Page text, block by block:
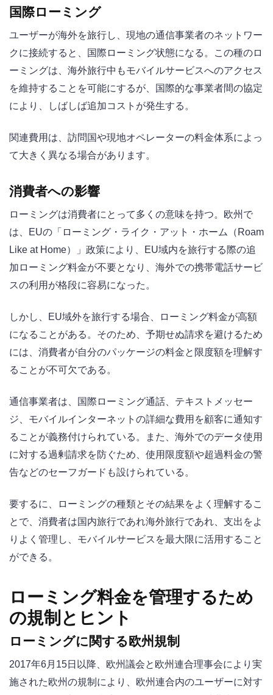
国際ローミング
ユーザーが海外を旅行し、現地の通信事業者のネットワー
クに接続すると、国際ローミング状態になる。この種のロ
ーミングは、海外旅行中もモバイルサービスへのアクセス
を維持することを可能にするが、国際的な事業者間の協定
により、しばしば追加コストが発生する。
関連費用は、訪問国や現地オペレーターの料金体系によっ
て大きく異なる場合があります。
消費者への影響
ローミングは消費者にとって多くの意味を持つ。欧州で
は、EUの「ローミング・ライク・アット・ホーム（Roam
Like at Home）」政策により、EU域内を旅行する際の追
加ローミング料金が不要となり、海外での携帯電話サービ
スの利用が格段に容易になった。
しかし、EU域外を旅行する場合、ローミング料金が高額
になることがある。そのため、予期せぬ請求を避けるため
には、消費者が自分のパッケージの料金と限度額を理解す
ることが不可欠である。
通信事業者は、国際ローミング通話、テキストメッセー
ジ、モバイルインターネットの詳細な費用を顧客に通知す
ることが義務付けられている。また、海外でのデータ使用
に対する過剰請求を防ぐため、使用限度額や超過料金の警
告などのセーフガードも設けられている。
要するに、ローミングの種類とその結果をよく理解するこ
とで、消費者は国内旅行であれ海外旅行であれ、支出をよ
りよく管理し、モバイルサービスを最大限に活用すること
ができる。
ローミング料金を管理するため
の規制とヒント
ローミングに関する欧州規制
2017年6月15日以降、欧州議会と欧州連合理事会により実
施された欧州の規制により、欧州連合内のユーザーに対す